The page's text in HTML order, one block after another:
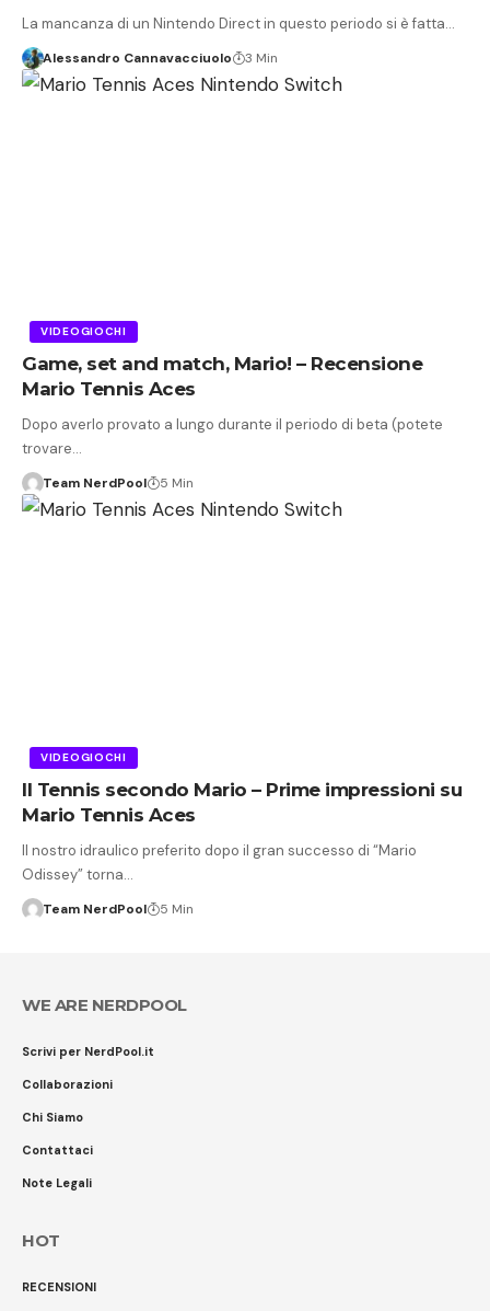
La mancanza di un Nintendo Direct in questo periodo si è fatta…
Alessandro Cannavacciuolo 3 Min
VIDEOGIOCHI
Game, set and match, Mario! – Recensione
Mario Tennis Aces
Dopo averlo provato a lungo durante il periodo di beta (potete
trovare…
Team NerdPool 5 Min
VIDEOGIOCHI
Il Tennis secondo Mario – Prime impressioni su
Mario Tennis Aces
Il nostro idraulico preferito dopo il gran successo di “Mario
Odissey” torna…
Team NerdPool 5 Min
WE ARE NERDPOOL
Scrivi per NerdPool.it
Collaborazioni
Chi Siamo
Contattaci
Note Legali
HOT
RECENSIONI